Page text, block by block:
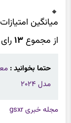
میانگین امتیازات
از مجموع۱۳رای
مدل ۲۰۲۴